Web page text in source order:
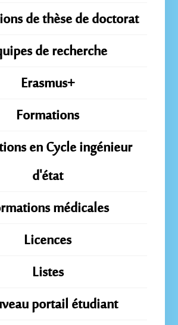
de thèse de doctorat
de recherche
Erasmus+
Formations
en Cycle ingénieur
d'état
médicales
Licences
Listes
portail étudiant